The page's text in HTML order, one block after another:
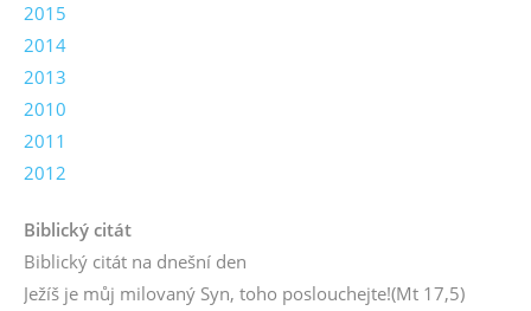
2015
2014
2013
2010
2011
2012
Biblický citát
Biblický citát na dnešní den
Ježíš je můj milovaný Syn, toho poslouchejte!(Mt 17,5)